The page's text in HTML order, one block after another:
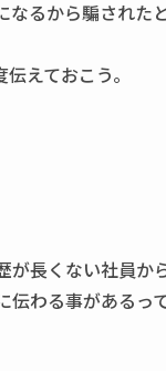
るから騙された
えておこう。
が長くない社員か
わる事があるって